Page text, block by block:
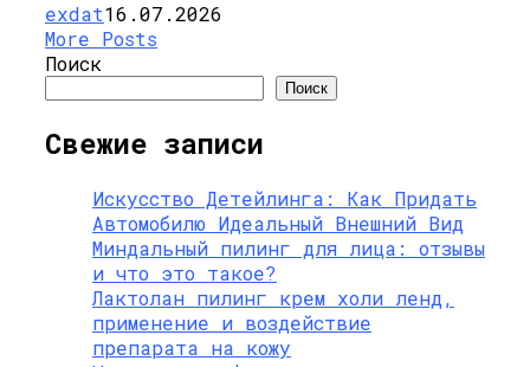
exdat16.07.2026
More Posts
Поиск
Поиск
Свежие записи
Искусство Детейлинга: Как Придать
Автомобилю Идеальный Внешний Вид
Миндальный пилинг для лица: отзывы
и что это такое?
Лактолан пилинг крем холи ленд,
применение и воздействие
препарата на кожу